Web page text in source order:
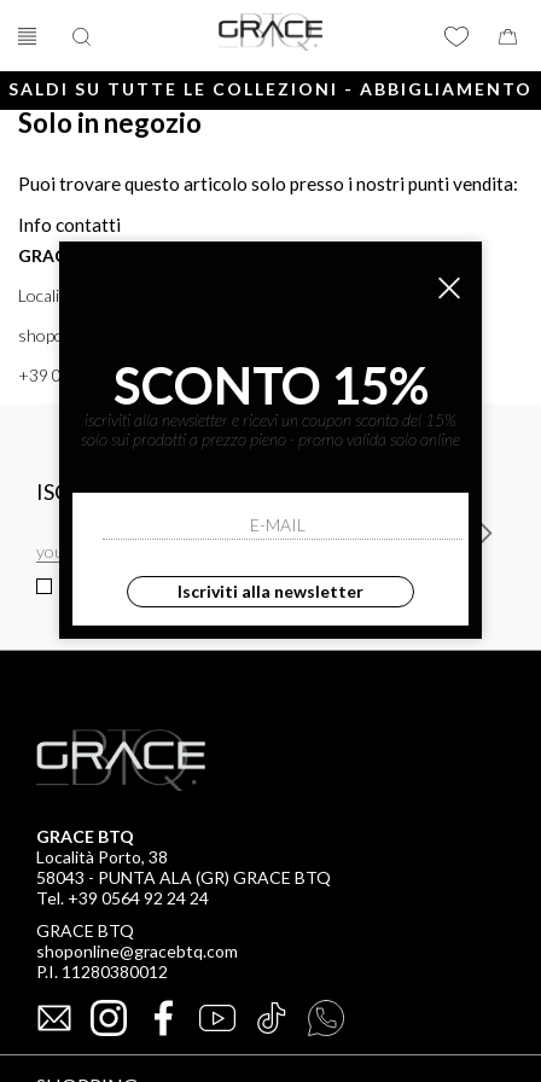
SALDI SU TUTTE LE COLLEZIONI - ABBIGLIAMENTO
Solo in negozio
Puoi trovare questo articolo solo presso i nostri punti vendita:
Info contatti
GRACE BTQ
Località Porto, 38 58043 - PUNTA ALA (GR) GRACE BTQ
shoponline@gracebtq.com
+39 0564 92 24 24
ISCRIVITI ALLA NEWSLETTER
ho letto ed accettato le condizioni sulla privacy.
GRACE BTQ
Località Porto, 38
58043 - PUNTA ALA (GR) GRACE BTQ
Tel. +39 0564 92 24 24
GRACE BTQ
shoponline@gracebtq.com
P.I. 11280380012
SCONTO 15%
iscriviti alla newsletter e ricevi un coupon sconto del 15%
solo sui prodotti a prezzo pieno - promo valida solo online
Iscriviti alla newsletter